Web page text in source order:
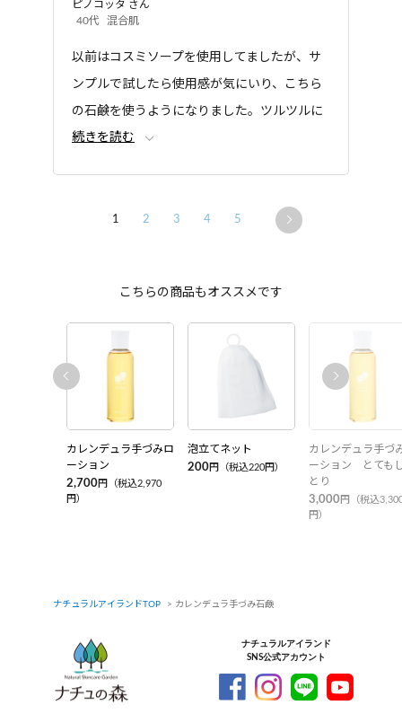
ピノコッタ さん
40代
混合肌
以前はコスミソープを使用してましたが、サ
ンプルで試したら使用感が気にいり、こちら
の石鹸を使うようになりました。ツルツルに
なるし、溶けづらいので小さくても長持ちす
続きを読む
1 2 3 4 5
こちらの商品もオススメです
カレンデュラ手づみロ
ーション
2,700円（税込2,970
円）
泡立てネット
200円（税込220円）
カレンデュラ手づ
ーション とても
とり
3,000 円（税込
円）
ナチュラルアイランドTOP カレンデュラ手づみ石鹸
ナチュラルアイランド
SNS公式アカウント